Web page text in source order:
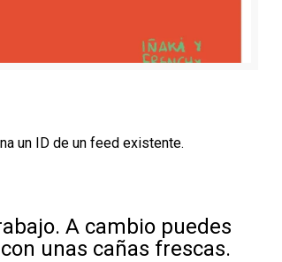
un ID de un feed existente.
A cambio puedes
unas cañas frescas.